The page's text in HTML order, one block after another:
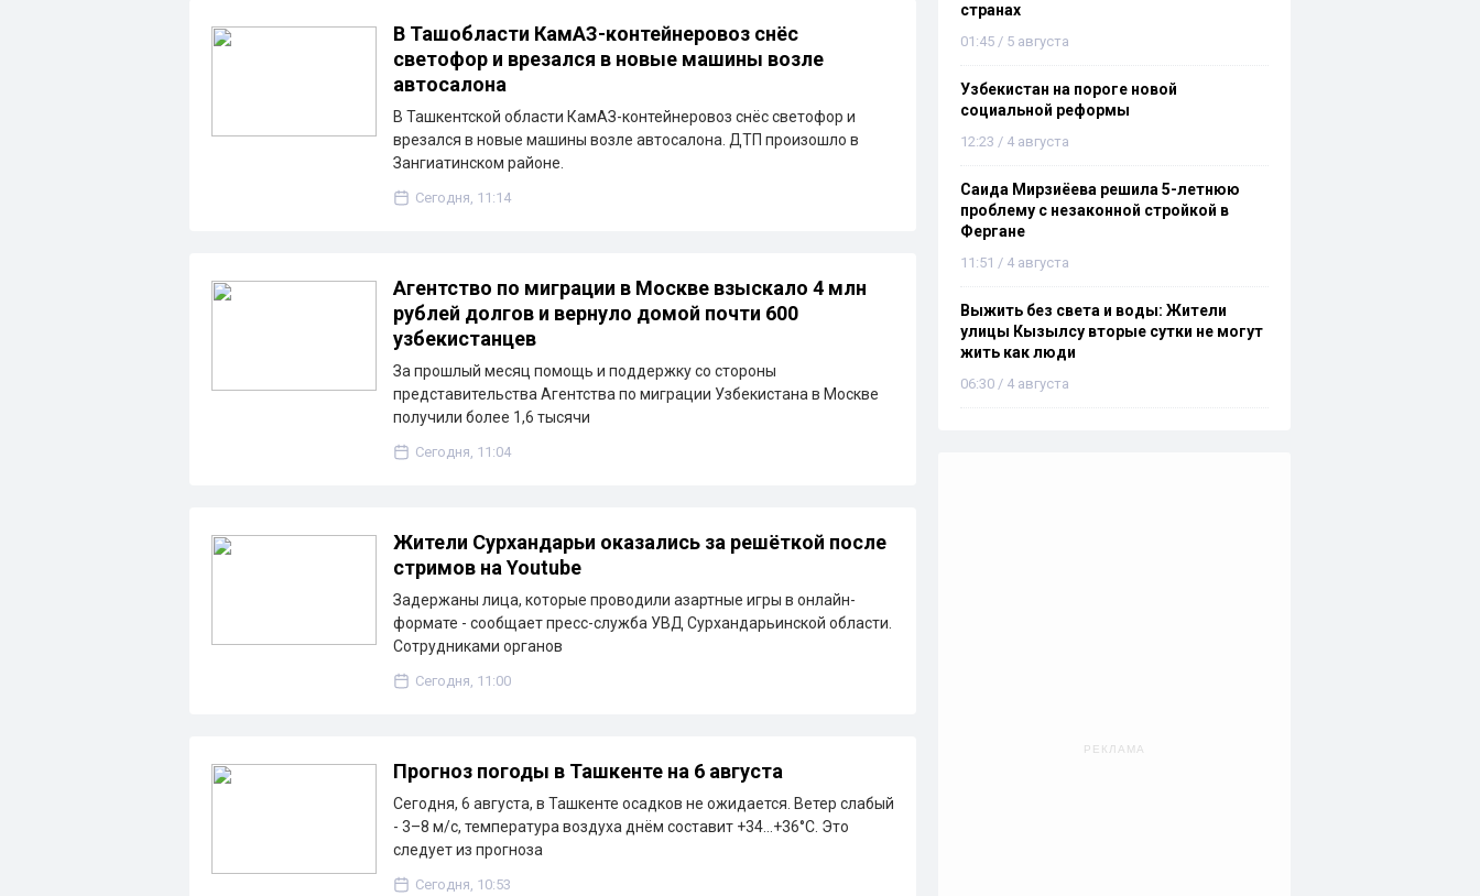
В Ташобласти КамАЗ-контейнеровоз снёс
светофор и врезался в новые машины возле
автосалона
В Ташкентской области КамАЗ-контейнеровоз снёс светофор и
врезался в новые машины возле автосалона. ДТП произошло в
Зангиатинском районе.
Сегодня, 11:14
Агентство по миграции в Москве взыскало 4 млн
рублей долгов и вернуло домой почти 600
узбекистанцев
За прошлый месяц помощь и поддержку со стороны
представительства Агентства по миграции Узбекистана в Москве
получили более 1,6 тысячи
Сегодня, 11:04
Жители Сурхандарьи оказались за решёткой после
стримов на Youtube
Задержаны лица, которые проводили азартные игры в онлайн-
формате - сообщает пресс-служба УВД Сурхандарьинской области.
Сотрудниками органов
Сегодня, 11:00
Прогноз погоды в Ташкенте на 6 августа
Сегодня, 6 августа, в Ташкенте осадков не ожидается. Ветер слабый
- 3–8 м/с, температура воздуха днём составит +34…+36°C. Это
следует из прогноза
Сегодня, 10:53
странах
01:45 / 5 августа
Узбекистан на пороге новой
социальной реформы
12:23 / 4 августа
Саида Мирзиёева решила 5-летнюю
проблему с незаконной стройкой в
Фергане
11:51 / 4 августа
Выжить без света и воды: Жители
улицы Кызылсу вторые сутки не могут
жить как люди
06:30 / 4 августа